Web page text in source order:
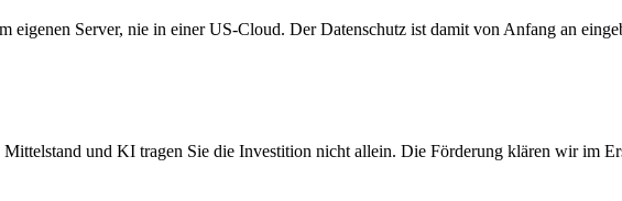
eigenen Server, nie in einer US-Cloud. Der Datenschutz ist damit von Anfang an
und KI tragen Sie die Investition nicht allein. Die Förderung klären wir im